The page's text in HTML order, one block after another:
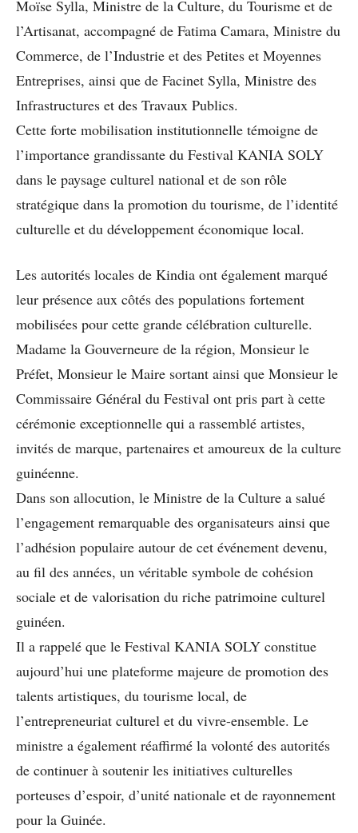
Moïse Sylla, Ministre de la Culture, du Tourisme et de
l’Artisanat, accompagné de Fatima Camara, Ministre du
Commerce, de l’Industrie et des Petites et Moyennes
Entreprises, ainsi que de Facinet Sylla, Ministre des
Infrastructures et des Travaux Publics.
Cette forte mobilisation institutionnelle témoigne de
l’importance grandissante du Festival KANIA SOLY
dans le paysage culturel national et de son rôle
stratégique dans la promotion du tourisme, de l’identité
culturelle et du développement économique local.
Les autorités locales de Kindia ont également marqué
leur présence aux côtés des populations fortement
mobilisées pour cette grande célébration culturelle.
Madame la Gouverneure de la région, Monsieur le
Préfet, Monsieur le Maire sortant ainsi que Monsieur le
Commissaire Général du Festival ont pris part à cette
cérémonie exceptionnelle qui a rassemblé artistes,
invités de marque, partenaires et amoureux de la culture
guinéenne.
Dans son allocution, le Ministre de la Culture a salué
l’engagement remarquable des organisateurs ainsi que
l’adhésion populaire autour de cet événement devenu,
au fil des années, un véritable symbole de cohésion
sociale et de valorisation du riche patrimoine culturel
guinéen.
Il a rappelé que le Festival KANIA SOLY constitue
aujourd’hui une plateforme majeure de promotion des
talents artistiques, du tourisme local, de
l’entrepreneuriat culturel et du vivre-ensemble. Le
ministre a également réaffirmé la volonté des autorités
de continuer à soutenir les initiatives culturelles
porteuses d’espoir, d’unité nationale et de rayonnement
pour la Guinée.